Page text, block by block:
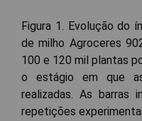
Figura 1. Evolução do
de milho Agroceres
100 e 120 mil plantas
o estágio em que
realizadas. As barras
repetições